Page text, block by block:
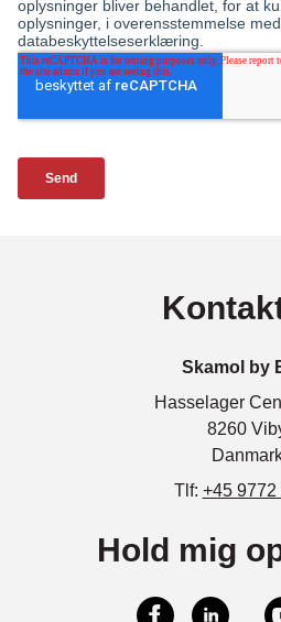
Skamol by
Hasselager
8260
Tlf: +45 9772
Hold mig